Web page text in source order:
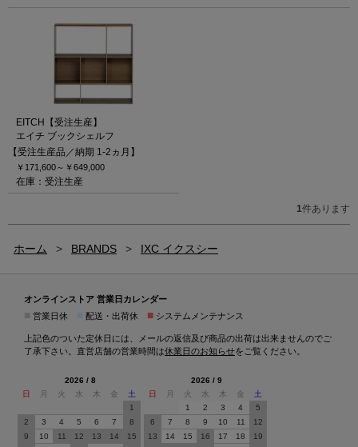
EITCH【受注生産】
エイチ ブックシェルフ
【受注生産品／納期 1-2ヵ月】
￥171,600～ ￥649,000
在庫：受注生産
1件あります
ホーム > BRANDS > IXC イクスシー
オンラインストア 営業日カレンダー
営業日休 配送・出荷休 ■ システムメンテナンス
上記色のついた定休日には、メールの返信及び商品の出荷は出来ませんのでご
了承下さい。直営店舗の営業時間は休業日のお知らせをご覧ください。
2026 / 8
日
月 火 水 木 金
土
1
2
3 4 5 6 7
8
9
10 11 12 13 14
15
2026 / 9
日
月 火 水 木 金
土
1
2 3 4
5
6
7 8 9 10 11
12
13
14 15 16 17 18
19